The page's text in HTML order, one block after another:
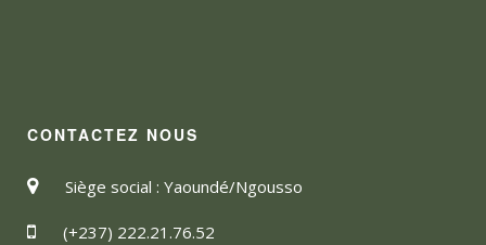
CONTACTEZ NOUS
Siège social : Yaoundé/Ngousso
(+237) 222.21.76.52